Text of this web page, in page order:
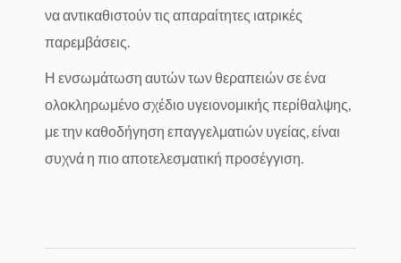
να αντικαθιστούν τις απαραίτητες ιατρικές
παρεμβάσεις.
Η ενσωμάτωση αυτών των θεραπειών σε ένα
ολοκληρωμένο σχέδιο υγειονομικής περίθαλψης,
με την καθοδήγηση επαγγελματιών υγείας, είναι
συχνά η πιο αποτελεσματική προσέγγιση.